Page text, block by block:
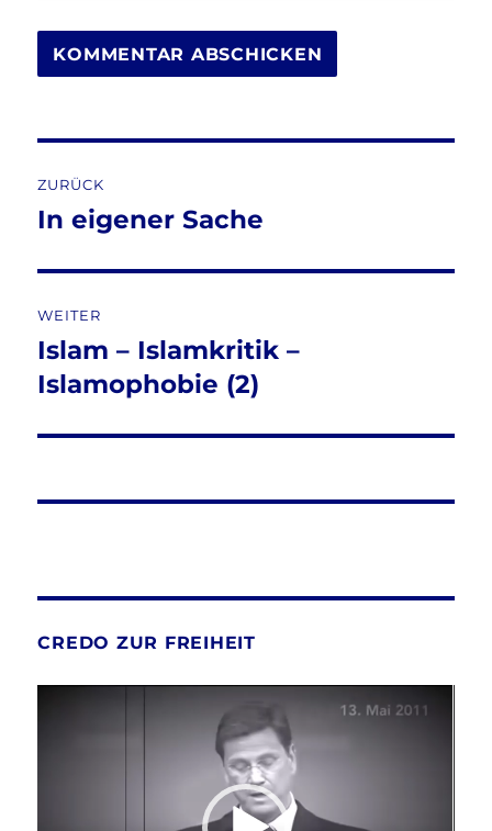
ZURÜCK
Vorheriger
In eigener Sache
WEITER
Nächster
Beitrag:
Islam – Islamkritik –
Islamophobie (2)
CREDO ZUR FREIHEIT